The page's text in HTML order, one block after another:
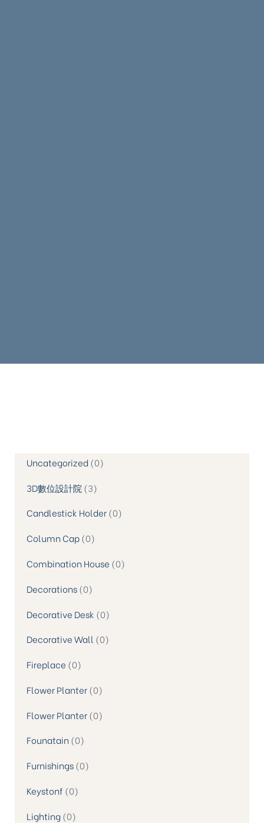
Uncategorized 0
3D數位設計院 3
Candlestick Holder 0
Column Cap 0
Combination House 0
Decorations 0
Decorative Desk 0
Decorative Wall 0
Fireplace 0
Flower Planter 0
Flower Planter 0
Founatain 0
Furnishings 0
Keystonf 0
Lighting 0